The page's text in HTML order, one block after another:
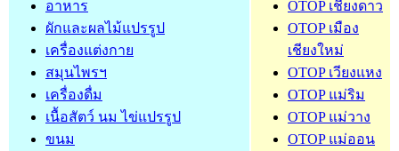
OTOP เชียงดาว
OTOP เมือง
เชียงใหม่
OTOP เวียงแหง
OTOP แม่ริม
OTOP แม่วาง
OTOP แม่ออน
อาหาร
ผักและผลไม้แปรรูป
เครื่องแต่งกาย
สมุนไพรฯ
เครื่องดื่ม
เนื้อสัตว์ นม ไข่แปรรูป
ขนม